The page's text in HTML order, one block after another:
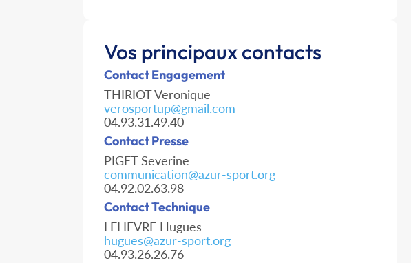
Vos principaux contacts
Contact Engagement
THIRIOT Veronique
verosportup@gmail.com
04.93.31.49.40
Contact Presse
PIGET Severine
communication@azur-sport.org
04.92.02.63.98
Contact Technique
LELIEVRE Hugues
hugues@azur-sport.org
04.93.26.26.76